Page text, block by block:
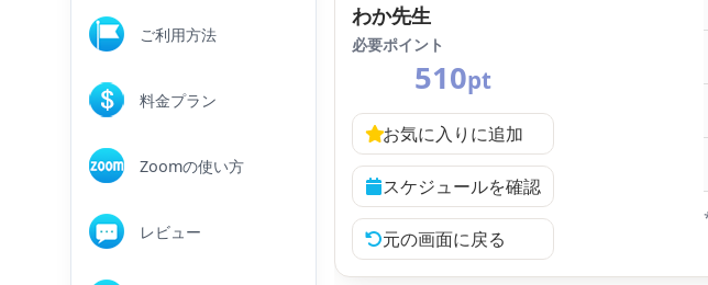
ご利用方法
料金プラン
Zoomの使い方
レビュー
わか先生
必要ポイント
510pt
お気に入りに追加
スケジュールを確認
元の画面に戻る